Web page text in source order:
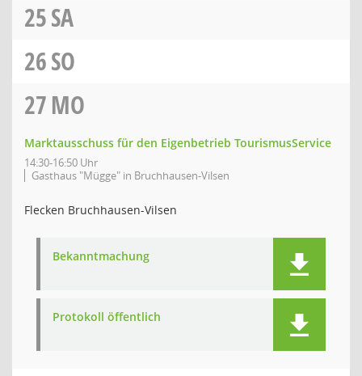
25SA
26SO
27MO
Marktausschuss für den Eigenbetrieb TourismusService
14:30-16:50 Uhr
Gasthaus "Mügge" in Bruchhausen-Vilsen
Flecken Bruchhausen-Vilsen
Bekanntmachung
Protokoll öffentlich